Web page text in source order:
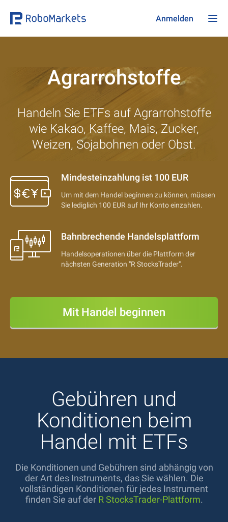
Anmelden
Agrarrohstoffe
Handeln Sie ETFs auf Agrarrohstoffe
wie Kakao, Kaffee, Mais, Zucker,
Weizen, Sojabohnen oder Obst.
Mindesteinzahlung ist 100 EUR
Um mit dem Handel beginnen zu können, müssen
Sie lediglich 100 EUR auf Ihr Konto einzahlen.
Bahnbrechende Handelsplattform
Handelsoperationen über die Plattform der
nächsten Generation "R StocksTrader".
Mit Handel beginnen
Gebühren und
Konditionen beim
Handel mit ETFs
Die Konditionen und Gebühren sind abhängig von
der Art des Instruments, das Sie wählen. Die
vollständigen Konditionen für jedes Instrument
finden Sie auf der R StocksTrader-Plattform.